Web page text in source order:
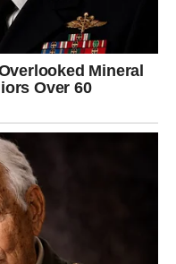
planova.
učvrstiti vaš
ste dugo tragali.